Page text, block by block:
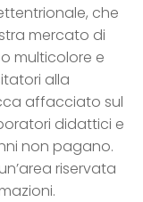
che
mercato di
multicolore e
alla
affacciato sul
didattici e
non pagano.
riservata